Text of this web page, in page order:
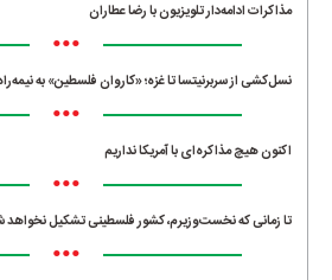
مذاکرات ادامه‌دار تلویزیون با رضا عطاران
•••
نسل‌کشی از سربرنیتسا تا غزه؛ «کاروان فلسطین» به
•••
اکنون هیچ مذاکره‌ای با آمریکا نداریم
•••
تا زمانی که نخست‌وزیرم، کشور فلسطینی تشکیل نخواهد
•••